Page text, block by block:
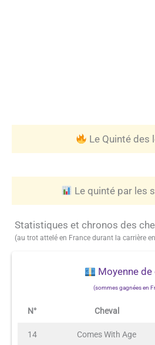
Le Quinté des
Le quinté par les
Statistiques et chronos des
(au trot attelé en France durant la carrière
Moyenne de
(sommes gagnées en
N° Cheval
14 Comes With Age